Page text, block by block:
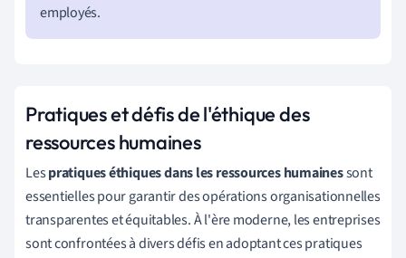
employés.
Pratiques et défis de l'éthique des
ressources humaines
Lespratiques éthiques dans les ressources humainessont
essentielles pour garantir des opérations organisationnelles
transparentes et équitables. À l'ère moderne, les entreprises
sont confrontées à divers défis en adoptant ces pratiques